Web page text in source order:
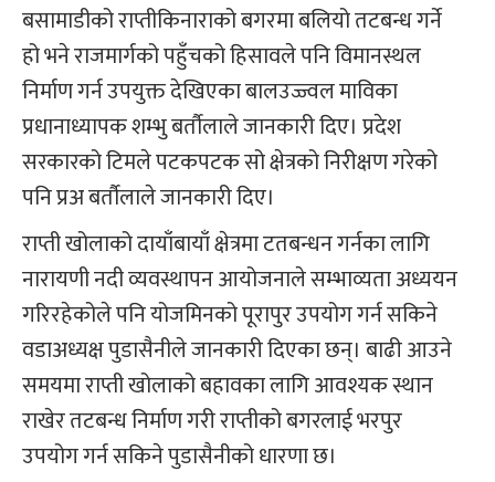
बसामाडीको राप्तीकिनाराको बगरमा बलियो तटबन्ध गर्ने
हो भने राजमार्गको पहुँचको हिसावले पनि विमानस्थल
निर्माण गर्न उपयुक्त देखिएका बालउज्ज्वल माविका
प्रधानाध्यापक शम्भु बर्तौलाले जानकारी दिए। प्रदेश
सरकारको टिमले पटकपटक सो क्षेत्रको निरीक्षण गरेको
पनि प्रअ बर्तौलाले जानकारी दिए।
राप्ती खोलाको दायाँबायाँ क्षेत्रमा टतबन्धन गर्नका लागि
नारायणी नदी व्यवस्थापन आयोजनाले सम्भाव्यता अध्ययन
गरिरहेकोले पनि योजमिनको पूरापुर उपयोग गर्न सकिने
वडाअध्यक्ष पुडासैनीले जानकारी दिएका छन्। बाढी आउने
समयमा राप्ती खोलाको बहावका लागि आवश्यक स्थान
राखेर तटबन्ध निर्माण गरी राप्तीको बगरलाई भरपुर
उपयोग गर्न सकिने पुडासैनीको धारणा छ।